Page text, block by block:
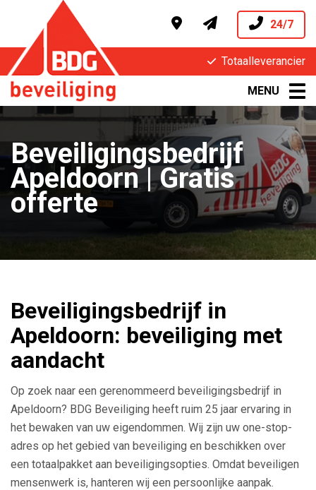
24/7
Totaalleverancier
MENU
Beveiligingsbedrijf
Apeldoorn | Gratis
offerte
Beveiligingsbedrijf in
Apeldoorn: beveiliging met
aandacht
Op zoek naar een gerenommeerd beveiligingsbedrijf in
Apeldoorn? BDG Beveiliging heeft ruim 25 jaar ervaring in
het bewaken van uw eigendommen. Wij zijn uw one-stop-
adres op het gebied van beveiliging en beschikken over
een totaalpakket aan beveiligingsopties. Omdat beveiligen
mensenwerk is, hanteren wij een persoonlijke aanpak.